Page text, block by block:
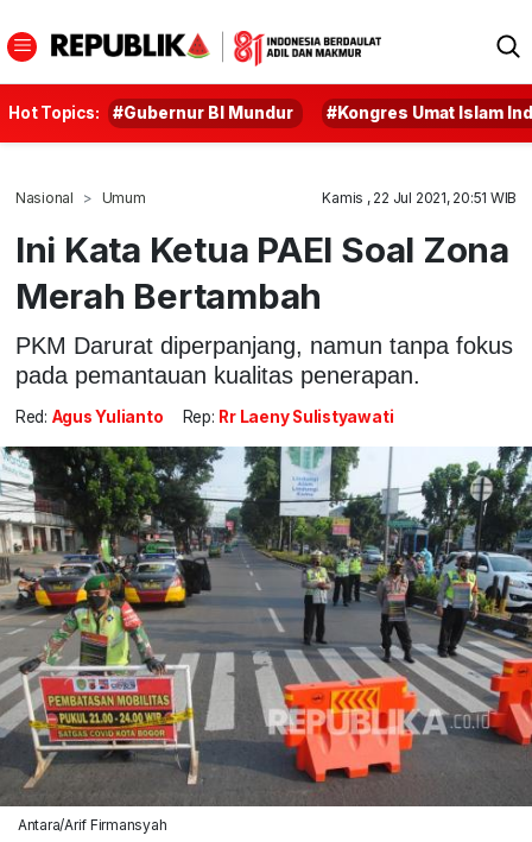
Hot Topics: #Gubernur BI Mundur #Kongres Umat Islam
Nasional Umum Kamis , 22 Jul 2021, 20:51 WIB
Ini Kata Ketua PAEI Soal Zona
Merah Bertambah
PKM Darurat diperpanjang, namun tanpa fokus
pada pemantauan kualitas penerapan.
Red: Agus Yulianto Rep: Rr Laeny Sulistyawati
Antara/Arif Firmansyah